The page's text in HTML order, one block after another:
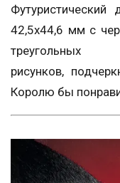
Футуристический
42,5x44,6 мм с
рисунков,
Королю бы